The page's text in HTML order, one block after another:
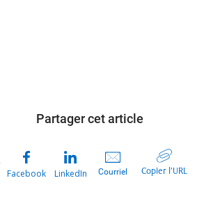
Partager cet article
Facebook LinkedIn Courriel Copier l’URL